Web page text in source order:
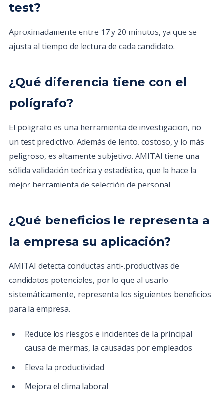
test?
Aproximadamente entre 17 y 20 minutos, ya que se
ajusta al tiempo de lectura de cada candidato.
¿Qué diferencia tiene con el
polígrafo?
El polígrafo es una herramienta de investigación, no
un test predictivo. Además de lento, costoso, y lo más
peligroso, es altamente subjetivo. AMITAI tiene una
sólida validación teórica y estadística, que la hace la
mejor herramienta de selección de personal.
¿Qué beneficios le representa a
la empresa su aplicación?
AMITAI detecta conductas anti-.productivas de
candidatos potenciales, por lo que al usarlo
sistemáticamente, representa los siguientes beneficios
para la empresa.
Reduce los riesgos e incidentes de la principal
causa de mermas, la causadas por empleados
Eleva la productividad
Mejora el clima laboral